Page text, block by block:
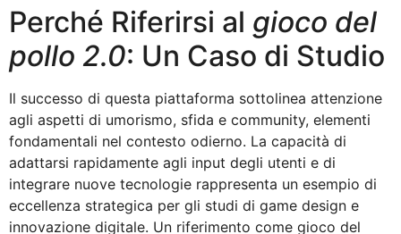
Perché Riferirsi al gioco del
pollo 2.0: Un Caso di Studio
Il successo di questa piattaforma sottolinea attenzione
agli aspetti di umorismo, sfida e community, elementi
fondamentali nel contesto odierno. La capacità di
adattarsi rapidamente agli input degli utenti e di
integrare nuove tecnologie rappresenta un esempio di
eccellenza strategica per gli studi di game design e
innovazione digitale. Un riferimento come gioco del